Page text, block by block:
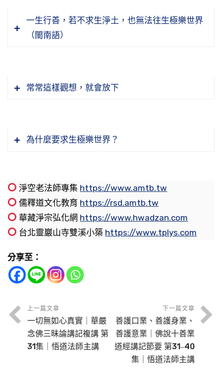
方再回來，先去轉一圈再回來，那就不一樣。去
跟阿彌陀佛打一聲招呼，你馬上就可以回來，那
不先去一下，在我們這個世間修行，那你要修到
所以行策大師也勸大家，「一心念佛，以求速生
方法、它的真實義不了解，所以會變成一種誤
會，以為修淨土的人好像都很自私，逃避現實，
自己要趕快去西方極樂世界去那邊享福，都不管
這個世間在這裡受苦受難的眾生，你都不管了，
一點慈悲心都沒有，自了漢。現在很多學佛的人
對淨土不了解，產生這麼大的誤會。所以念佛求
生淨土他不是自了漢，他是為了度眾生才求生淨
辦法來度眾生。我們現在在這個娑婆世界，釋迦
牟尼佛滅度了，彌勒佛又還沒有出世，你見不到
佛，你要學就很困難。那你見到佛，你要修行成
瞋恚心，瞋恚心起來了。瞋恚心起來就會惱害眾
生，就會去惱害眾生，惱害眾生就沒慈悲了。慈
樹，你要真正作觀才行。觀那個幹什麼？觀死、
觀苦是厭離娑婆，願生極樂，你的願才生得起
到死就嚇得腿軟，那就是假的。真正願生西方的
我來了，就把你嚇壞了。你是真的，跟佛就感應
節錄自：佛說仁王般若波羅蜜經（第十七集）
才講的大象掛瓔珞，牠沒智慧愚痴，修痴福，牠
墮到畜生道，牠很有福報。你看現在有很多寵
墓。可能他照顧他的父母都沒有那麼孝順在照
畜生牠沒有福報，就跟人一樣，人也有有福報，
樣。你再看看沒有福報的狗，流浪狗，那就很可
憐，沒人要。所以這個都是有沒有福報的問題。
但是福報，最重要要有智慧，比如說我們有錢，
過去我們淨老和尚常常給我們講，人家供養你的
東西、供養你的紅包，那是你的福報；這個福
報，有錢是福報，用錢是智慧，你怎麼來支配使
用這個錢，這個要有智慧。沒有智慧的人亂花亂
報源源不斷。
節錄自：金剛經講義節要（第三十九集）
捕魚的，後來得喉癌死了。死了之後，他的靈魂
附在一個人的身體上講話，他得到喉癌往生，他
它勾起來，勾到喉嚨勾破了，那個痛我們可以去
的因果，真的如同《了凡四訓》講的，「一飲一
節錄自：千手千眼觀世音菩薩廣大圓滿無礙大悲
心陀羅尼經（第二次宣講）（第十集）
孫，這總是上一輩的人造了很重的罪業，遭到這
就沒有了。如果修善積德，他的子孫都會比較賢
以給他保住二世、三世，有十世之德就有十世的
子孫保之，有百世之德就有百世的子孫保之。德
積得愈厚，這個福德積得愈厚，他後代保持他的
家道家業時間就愈長。這是講現世的一些果報，
我們眼前看得到的。所以這個果報，特別現在這
個時代，不用說等到來生來世，這一生，甚至你
也不要等到晚年，可能幾年後，或者更快，就看
節錄自：西方確指（第二十三集）
懂？我看未必真懂，但是聽起來好像不難懂。現
我們有沒有實際上在念頭上去做這個功夫？如果
我們沒有實際上去做這個功夫，你就沒有心得，
你沒有這個經驗，你有實際上去觀照你才會感受
到。
這個修法，過去中國儒家、道家、佛門都講求這
個修法，修心之法。這個觀照功夫修法，用的得
前比較迷迷糊糊。迷迷糊糊這個狀態就是業障比
較深重的現象，自己起了善念、惡念自己不清
楚。往往起了惡念，把它當作是善念。所以儒家
教我們主敬存誠，佛經上講得很多，儒家講的，
王，我們現在講政府，政府它有一份。比如說你
有錢財，政府要抽稅金，你那個錢財政府它有一
份；或者你犯了什麼案，法院給你查封，古代的
時候抄家，財產都歸公，政府有一份。
第二家是盜賊，小偷、強盜，小偷、強盜不但明
著闖空門，或者拿刀拿槍搶，就是會用很多方法
把你的錢財消散掉，奪取你的錢財，這些都是屬
國有一個索羅斯，他不知道用什麼方法，把別人
的財產一夜之間都變成他的，那個時候新加坡那
邊好像受到衝擊很大。我聽說有的人，億萬富
翁，一夜之間沒有了，後來受不了，跳樓自殺。
在六道裡面就是無法得到無量壽，要是能得到無
量壽，這些問題就全解決了。在我們所有的享受
當中，壽命是第一。所以阿彌陀佛的世界，第一
像我們這個世界，總是有個限量，有量，它是無
量。
我們有無量壽，才能夠享受無量的生活，譬如你
有無量的財富、有無量的技能，所有一切的無
量，你要是沒有壽命，要怎麼去享受？譬如你很
有錢、很有財富，很有地位，但是沒有壽命，享
受不到，就都落空了。所以在我們一切的生活當
『受寵若驚』。我們受到別人對我們的寵愛，別
人對我們的愛護、支持、讚歎，我們要用什麼心
態來面對？「受寵若驚」，自己非常的謹慎，怕
們很好的待遇。別人對我們很好的待遇要受寵若
驚，時時提高警覺，不能得意忘形。往往受寵，
別人對我們的賞識、對我們的讚歎、對我們的禮
遇這種種，往往我們自以為自己很了不起，傲慢
我們今天念佛得不到感應，沒有成就，原因在哪
裡？我們就是念這個世間五欲六塵的時間太長
了，起心動念財色名食睡，都念這些，把佛都忘
記了。所以我們想想看，一天當中認真在心裡憶
有時間多到念佛堂念佛，平常我們就多想經典上
一生行善，若不求生淨土，也無法往生極樂世界
（閩南語）
常常這樣觀想，就會放下
為什麼要求生極樂世界？
淨空老法師專集 https://www.amtb.tw
儒釋道文化教育 https://rsd.amtb.tw
華藏淨宗弘化網 https://www.hwadzan.com
台北靈巖山寺雙溪小築 https://www.tplys.com
分享至：
上一篇文章
一切無如心真實｜華嚴
念佛三昧論講記複講 第
31集｜悟道法師主講
下一篇文章
善護口業、善護身業、
善護意業｜佛說十善業
道經講記節要 第31‒40
集｜悟道法師主講